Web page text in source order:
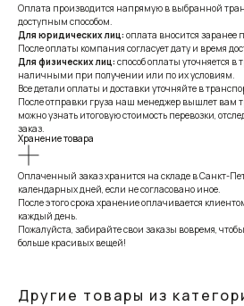
Оплата производится напрямую в выбранной
доступным способом.
Для юридических лиц: оплата вносится заранее
После оплаты компания согласует дату и время
Для физических лиц: способ оплаты уточняется
наличными при получении или по их условиям.
Все детали оплаты и доставки уточняйте в
После отправки груза наш менеджер вышлет вам
можно узнать итоговую стоимость перевозки,
заказ.
Хранение товара
Оплаченный заказ хранится на складе в Санкт-
календарных дней, если не согласовано иное.
После этого срока хранение оплачивается
каждый день.
Пожалуйста, забирайте свои заказы вовремя,
больше красивых вещей!
Другие товары из